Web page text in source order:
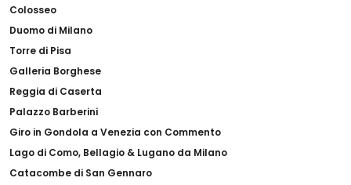
Colosseo
Duomo di Milano
Torre di Pisa
Galleria Borghese
Reggia di Caserta
Palazzo Barberini
Giro in Gondola a Venezia con Commento
Lago di Como, Bellagio & Lugano da Milano
Catacombe di San Gennaro